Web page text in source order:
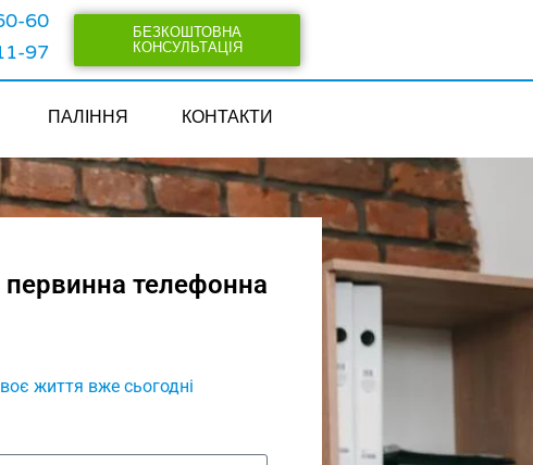
60
97
БЕЗКОШТОВНА
КОНСУЛЬТАЦІЯ
ПАЛІННЯ КОНТАКТИ
телефонна
життя вже сьогодні